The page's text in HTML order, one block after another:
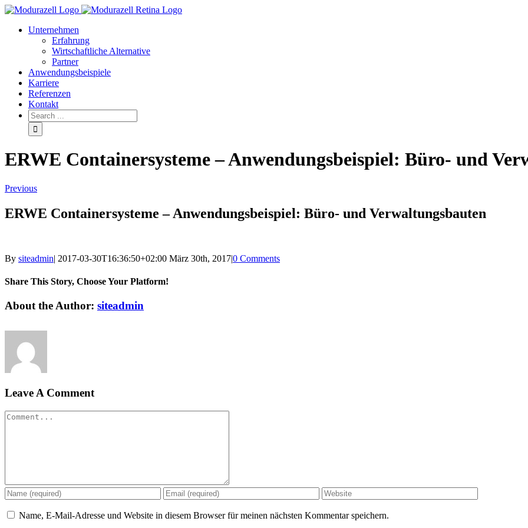
Unternehmen
Erfahrung
Wirtschaftliche Alternative
Partner
Anwendungsbeispiele
Karriere
Referenzen
Kontakt
ERWE Containersysteme – Anwendungsbeispiel: Büro- und
Previous
ERWE Containersysteme – Anwendungsbeispiel: Büro- und Verwaltungsbauten
By siteadmin| 2017-03-30T16:36:50+02:00 März 30th, 2017|0 Comments
Share This Story, Choose Your Platform!
Facebook
Twitter
Linkedin
Reddit
Tumblr
Google+
Pinterest
Vk
Email
About the Author: siteadmin
Leave A Comment
Comment
Name, E-Mail-Adresse und Website in diesem Browser für meinen nächsten Kommentar speichern.